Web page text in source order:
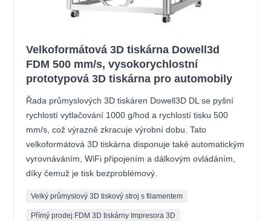
Velkoformátová 3D tiskárna Dowell3d
FDM 500 mm/s, vysokorychlostní
prototypová 3D tiskárna pro automobily
Řada průmyslových 3D tiskáren Dowell3D DL se pyšní
rychlostí vytlačování 1000 g/hod a rychlostí tisku 500
mm/s, což výrazně zkracuje výrobní dobu. Tato
velkoformátová 3D tiskárna disponuje také automatickým
vyrovnáváním, WiFi připojením a dálkovým ovládáním,
díky čemuž je tisk bezproblémový.
Velký průmyslový 3D tiskový stroj s filamentem
Přímý prodej FDM 3D tiskárny Impresora 3D